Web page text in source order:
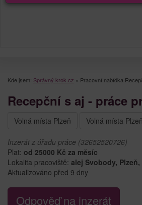
Kde jsem: Správný krok.cz » Pracovní nabídka
Recepční s aj - práce
Volná místa Plzeň Volná místa Plzeň
Inzerát z úřadu práce (32652520726)
Plat: od 25000 Kč za měsíc
Lokalita pracoviště: alej Svobody,
Aktualizováno před 9 dny
Odpověď na inzerát